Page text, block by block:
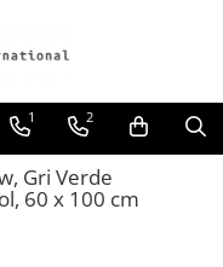
1 2
Gri Verde
60 x 100 cm